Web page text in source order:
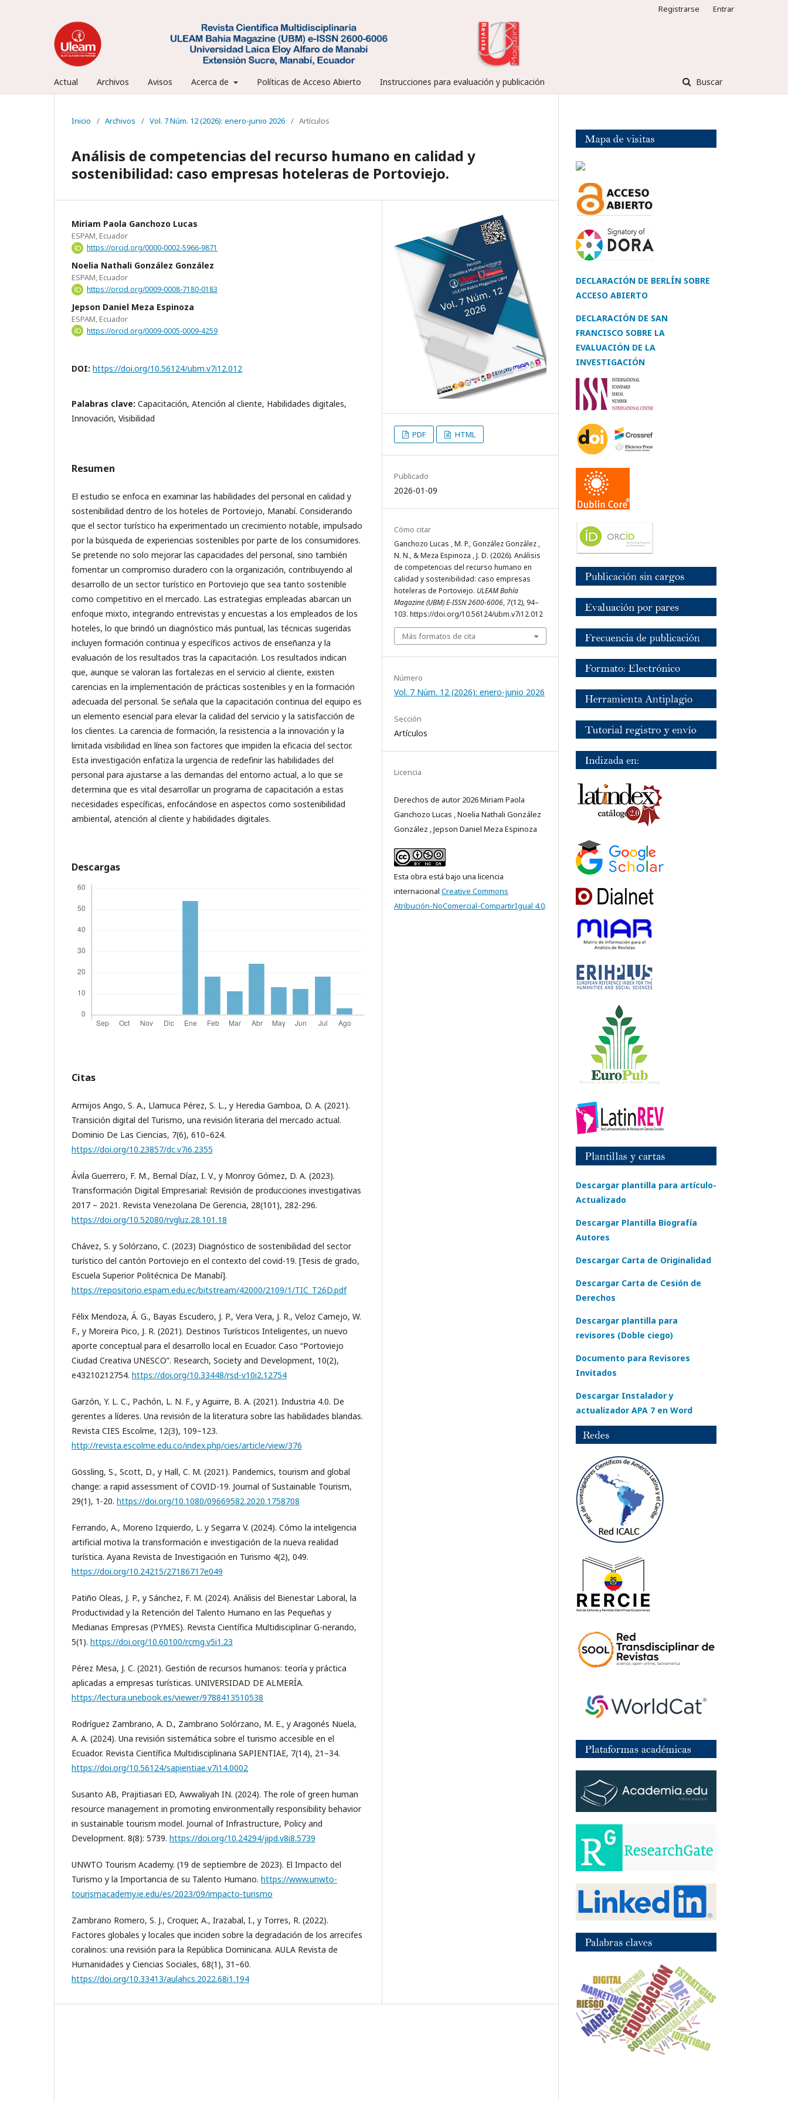
Actual Archivos Avisos Acerca de Políticas de Acceso Abierto Instrucciones para evaluación y publicación Buscar
Registrarse Entrar
Inicio / Archivos / Vol. 7 Núm. 12 (2026): enero-junio 2026 / Artículos
Análisis de competencias del recurso humano en calidad y
sostenibilidad: caso empresas hoteleras de Portoviejo.
Miriam Paola Ganchozo Lucas
ESPAM, Ecuador
https://orcid.org/0000-0002-5966-9871
Noelia Nathali González González
ESPAM, Ecuador
https://orcid.org/0009-0008-7180-0183
Jepson Daniel Meza Espinoza
ESPAM, Ecuador
https://orcid.org/0009-0005-0009-4259
DOI: https://doi.org/10.56124/ubm.v7i12.012
Palabras clave: Capacitación, Atención al cliente, Habilidades digitales,
Innovación, Visibilidad
Resumen
El estudio se enfoca en examinar las habilidades del personal en calidad y
sostenibilidad dentro de los hoteles de Portoviejo, Manabí. Considerando
que el sector turístico ha experimentado un crecimiento notable, impulsado
por la búsqueda de experiencias sostenibles por parte de los consumidores.
Se pretende no solo mejorar las capacidades del personal, sino también
fomentar un compromiso duradero con la organización, contribuyendo al
desarrollo de un sector turístico en Portoviejo que sea tanto sostenible
como competitivo en el mercado. Las estrategias empleadas abarcan un
enfoque mixto, integrando entrevistas y encuestas a los empleados de los
hoteles, lo que brindó un diagnóstico más puntual, las técnicas sugeridas
incluyen formación continua y específicos activos de enseñanza y la
evaluación de los resultados tras la capacitación. Los resultados indican
que, aunque se valoran las fortalezas en el servicio al cliente, existen
carencias en la implementación de prácticas sostenibles y en la formación
adecuada del personal. Se señala que la capacitación continua del equipo es
un elemento esencial para elevar la calidad del servicio y la satisfacción de
los clientes. La carencia de formación, la resistencia a la innovación y la
limitada visibilidad en línea son factores que impiden la eficacia del sector.
Esta investigación enfatiza la urgencia de redefinir las habilidades del
personal para ajustarse a las demandas del entorno actual, a lo que se
determina que es vital desarrollar un programa de capacitación a estas
necesidades específicas, enfocándose en aspectos como sostenibilidad
ambiental, atención al cliente y habilidades digitales.
Descargas
Citas
Armijos Ango, S. A., Llamuca Pérez, S. L., y Heredia Gamboa, D. A. (2021).
Transición digital del Turismo, una revisión literaria del mercado actual.
Dominio De Las Ciencias, 7(6), 610–624.
https://doi.org/10.23857/dc.v7i6.2355
Ávila Guerrero, F. M., Bernal Díaz, I. V., y Monroy Gómez, D. A. (2023).
Transformación Digital Empresarial: Revisión de producciones investigativas
2017 – 2021. Revista Venezolana De Gerencia, 28(101), 282-296.
https://doi.org/10.52080/rvgluz.28.101.18
Chávez, S. y Solórzano, C. (2023) Diagnóstico de sostenibilidad del sector
turístico del cantón Portoviejo en el contexto del covid-19. [Tesis de grado,
Escuela Superior Politécnica De Manabí].
https://repositorio.espam.edu.ec/bitstream/42000/2109/1/TIC_T26D.pdf
Félix Mendoza, Á. G., Bayas Escudero, J. P., Vera Vera, J. R., Veloz Camejo, W.
F., y Moreira Pico, J. R. (2021). Destinos Turísticos Inteligentes, un nuevo
aporte conceptual para el desarrollo local en Ecuador. Caso “Portoviejo
Ciudad Creativa UNESCO”. Research, Society and Development, 10(2),
e43210212754. https://doi.org/10.33448/rsd-v10i2.12754
Garzón, Y. L. C., Pachón, L. N. F., y Aguirre, B. A. (2021). Industria 4.0. De
gerentes a líderes. Una revisión de la literatura sobre las habilidades blandas.
Revista CIES Escolme, 12(3), 109–123.
http://revista.escolme.edu.co/index.php/cies/article/view/376
Gössling, S., Scott, D., y Hall, C. M. (2021). Pandemics, tourism and global
change: a rapid assessment of COVID-19. Journal of Sustainable Tourism,
29(1), 1-20. https://doi.org/10.1080/09669582.2020.1758708
Ferrando, A., Moreno Izquierdo, L. y Segarra V. (2024). Cómo la inteligencia
artificial motiva la transformación e investigación de la nueva realidad
turística. Ayana Revista de Investigación en Turismo 4(2), 049.
https://doi.org/10.24215/27186717e049
Patiño Oleas, J. P., y Sánchez, F. M. (2024). Análisis del Bienestar Laboral, la
Productividad y la Retención del Talento Humano en las Pequeñas y
Medianas Empresas (PYMES). Revista Científica Multidisciplinar G-nerando,
5(1). https://doi.org/10.60100/rcmg.v5i1.23
Pérez Mesa, J. C. (2021). Gestión de recursos humanos: teoría y práctica
aplicadas a empresas turísticas. UNIVERSIDAD DE ALMERÍA.
https://lectura.unebook.es/viewer/9788413510538
Rodríguez Zambrano, A. D., Zambrano Solórzano, M. E., y Aragonés Nuela,
A. A. (2024). Una revisión sistemática sobre el turismo accesible en el
Ecuador. Revista Científica Multidisciplinaria SAPIENTIAE, 7(14), 21–34.
https://doi.org/10.56124/sapientiae.v7i14.0002
Susanto AB, Prajitiasari ED, Awwaliyah IN. (2024). The role of green human
resource management in promoting environmentally responsibility behavior
in sustainable tourism model. Journal of Infrastructure, Policy and
Development. 8(8): 5739. https://doi.org/10.24294/jipd.v8i8.5739
UNWTO Tourism Academy. (19 de septiembre de 2023). El Impacto del
Turismo y la Importancia de su Talento Humano. https://www.unwto-
tourismacademy.ie.edu/es/2023/09/impacto-turismo
Zambrano Romero, S. J., Croquer, A., Irazabal, I., y Torres, R. (2022).
Factores globales y locales que inciden sobre la degradación de los arrecifes
coralinos: una revisión para la República Dominicana. AULA Revista de
Humanidades y Ciencias Sociales, 68(1), 31–60.
https://doi.org/10.33413/aulahcs.2022.68i1.194
PDF HTML
Publicado
2026-01-09
Cómo citar
Ganchozo Lucas , M. P., González González ,
N. N., & Meza Espinoza , J. D. (2026). Análisis
de competencias del recurso humano en
calidad y sostenibilidad: caso empresas
hoteleras de Portoviejo. ULEAM Bahía
Magazine (UBM) E-ISSN 2600-6006, 7(12), 94–
103. https://doi.org/10.56124/ubm.v7i12.012
Más formatos de cita
Número
Vol. 7 Núm. 12 (2026): enero-junio 2026
Sección
Artículos
Licencia
Derechos de autor 2026 Miriam Paola
Ganchozo Lucas , Noelia Nathali González
González , Jepson Daniel Meza Espinoza
Esta obra está bajo una licencia
internacional Creative Commons
Atribución-NoComercial-CompartirIgual 4.0.
DECLARACIÓN DE BERLÍN SOBRE
ACCESO ABIERTO
DECLARACIÓN DE SAN
FRANCISCO SOBRE LA
EVALUACIÓN DE LA
INVESTIGACIÓN
Descargar plantilla para artículo-
Actualizado
Descargar Plantilla Biografía
Autores
Descargar Carta de Originalidad
Descargar Carta de Cesión de
Derechos
Descargar plantilla para
revisores (Doble ciego)
Documento para Revisores
Invitados
Descargar Instalador y
actualizador APA 7 en Word